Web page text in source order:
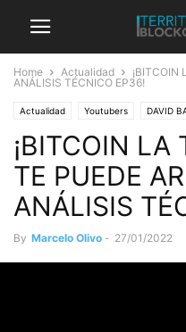
Home Actualidad
¡BITCOIN
ANÁLISIS TÉCNICO EP36!
Actualidad Youtubers DAVID
¡BITCOIN LA
TE PUEDE
ANÁLISIS
By Marcelo Olivo - 27/01/2022